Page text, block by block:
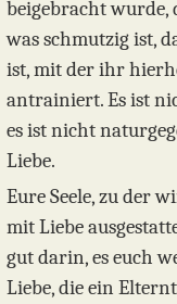
beigebracht wurde,
was schmutzig ist,
ist, mit der ihr
antrainiert. Es ist
es ist nicht
Liebe.
Eure Seele, zu der
mit Liebe
gut darin, es euch
Liebe, die ein